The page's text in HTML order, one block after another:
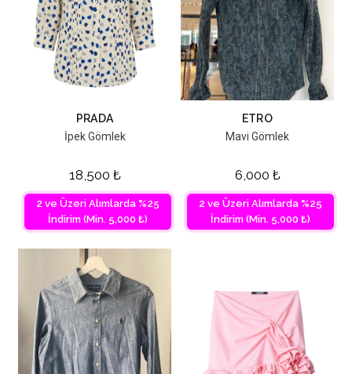
PRADA
İpek Gömlek
18,500 ₺
2 ve Üzeri Alımlarda %25
İndirim (Min. 5,000 ₺)
ETRO
Mavi Gömlek
6,000 ₺
2 ve Üzeri Alımlarda %25
İndirim (Min. 5,000 ₺)